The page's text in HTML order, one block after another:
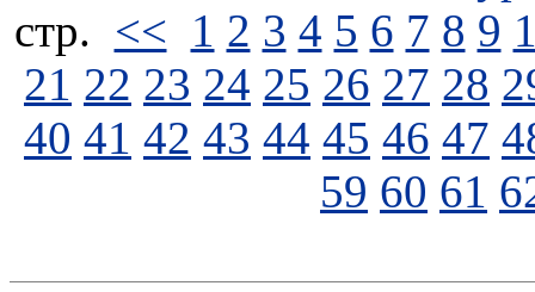
стp. << 1 2 3 4 5 6 7 8 9
21 22 23 24 25 26 27 28
40 41 42 43 44 45 46 47
59 60 61